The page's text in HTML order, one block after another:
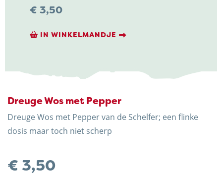
7137 HG Lievelde
0544 37 14 46
info@kaasboerderijweenink.nl
€ 3,50
IN WINKELMANDJE
Dreuge Wos met Pepper
Dreuge Wos met Pepper van de Schelfer; een flinke
dosis maar toch niet scherp
€ 3,50